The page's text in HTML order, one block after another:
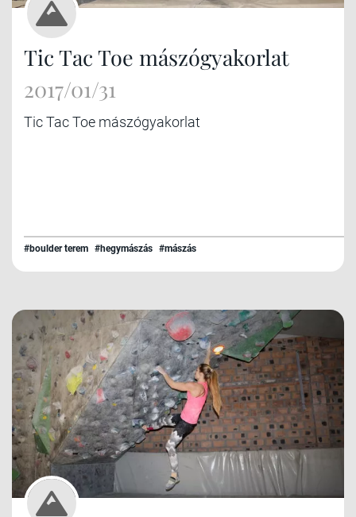
Tic Tac Toe mászógyakorlat
2017/01/31
Tic Tac Toe mászógyakorlat
#boulder terem #hegymászás #mászás